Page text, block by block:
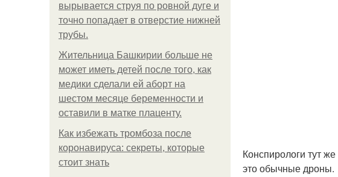
вырывается струя по ровной дуге и
точно попадает в отверстие нижней
трубы.
Жительница Башкирии больше не
может иметь детей после того, как
медики сделали ей аборт на
шестом месяце беременности и
оставили в матке плаценту.
Как избежать тромбоза после
коронавируса: секреты, которые
стоит знать
Конспирологи тут
это обычные дроны.